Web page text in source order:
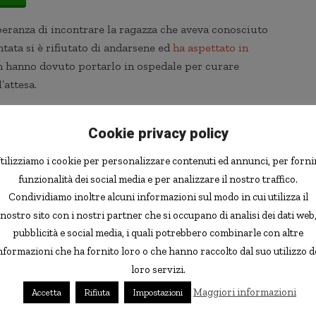
di incontrare la ragazza che aveva conosciuto
si è rifiutato di andarsene ed ha aspettato in
hanno dovuto portarlo in ospedale per curare
conosciuto la ventiseienne Zhang tramite un sito di
la scintilla, almeno così pensava
a trovare la ragazza, acquistando un biglietto per
Zhang sarebbe venuta a prenderlo. E quando non ha
finché non è stato necessario sottoporlo a cure
dai giornalisti, che la hanno raggiunta e le hanno
aeroporto: Zhang ha spiegato che era convinta che
fosse veramente venuto in Cina a trovarla. Secondo
come descriveva l’uomo, ed ha definto
Cookie privacy policy
i cookie per personalizzare contenuti ed annunci, per
funzionalità dei social media e per analizzare il nostro traffico.
Condividiamo inoltre alcuni informazioni sul modo in cui utilizza il
nostro sito con i nostri partner che si occupano di analisi dei dati web,
pubblicità e social media, i quali potrebbero combinarle con altre
che ha fornito loro o che hanno raccolto dal suo utilizzo
loro servizi.
Accetta Rifiuta Impostazioni Maggiori informazioni